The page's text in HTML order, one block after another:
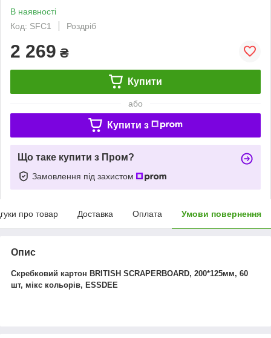
В наявності
Код: SFC1
Роздріб
2 269 ₴
Купити
або
Купити з
Що таке купити з Пром?
Замовлення під захистом
про товар Доставка Оплата Умови повернення
Опис
Скребковий картон BRITISH SCRAPERBOARD, 200*125мм, 60
шт, мікс кольорів, ESSDEE